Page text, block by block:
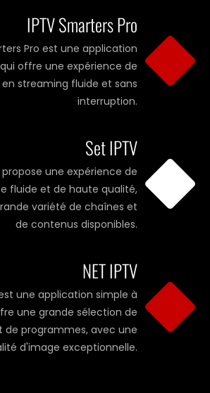
IPTV Smarters Pro
Pro est une application
offre une expérience de
streaming fluide et sans
interruption.
Set IPTV
propose une expérience de
fluide et de haute qualité,
variété de chaînes et
de contenus disponibles.
NET IPTV
une application simple à
une grande sélection de
de programmes, avec une
d'image exceptionnelle.